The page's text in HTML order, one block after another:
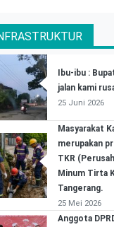
Ibu-ibu :
jalan kami
25 Juni 2026
Masyarakat
merupakan
TKR
Minum Tirta
Tangerang.
25 Mei 2026
Anggota